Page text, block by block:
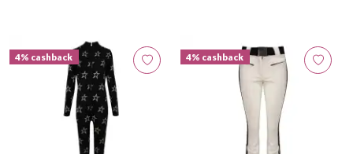
4% cashback 4% cashback